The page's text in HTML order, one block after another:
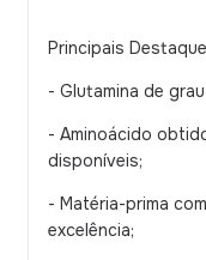
Principais
- Glutamina de
- Aminoácido
disponíveis;
- Matéria-prima
excelência;